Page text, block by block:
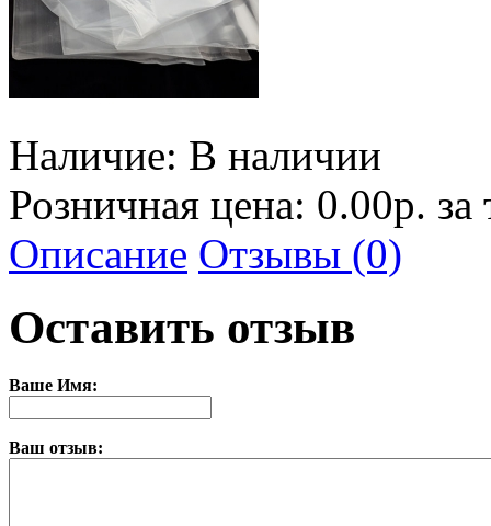
Наличие: В наличии
Розничная цена: 0.00р.
Описание Отзывы (0)
Оставить отзыв
Ваше Имя:
Ваш отзыв: